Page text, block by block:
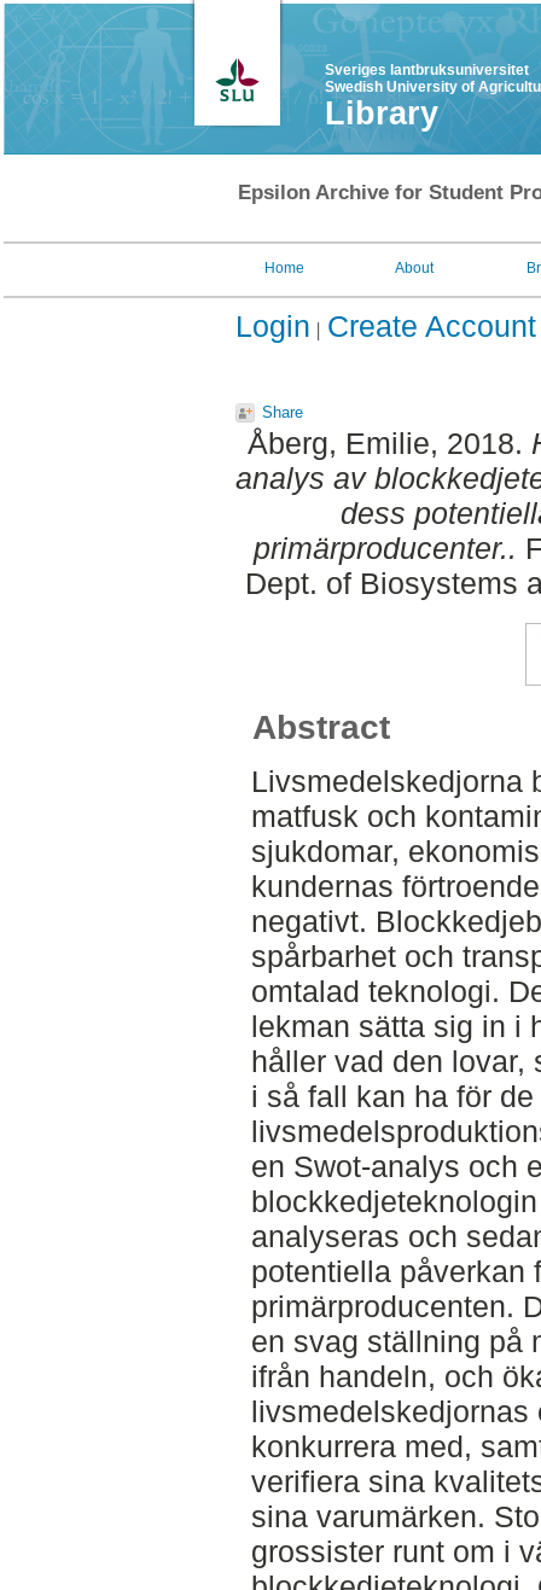
Sveriges lantbruksuniversitet
Swedish University of
Library
Epsilon Archive for Student
Home About
Login Create Account
Share
Åberg, Emilie, 2018.
analys av
dess
primärproducenter..
Dept. of Biosystems
Abstract
Livsmedelskedjorna
matfusk och
sjukdomar,
kundernas
negativt.
spårbarhet och
omtalad teknologi.
lekman sätta sig in i
håller vad den lovar,
i så fall kan ha för
en Swot-analys och
analyseras och
potentiella påverkan
primärproducenten.
en svag ställning på
ifrån handeln, och
livsmedelskedjornas
konkurrera med,
verifiera sina
sina varumärken.
grossister runt om i